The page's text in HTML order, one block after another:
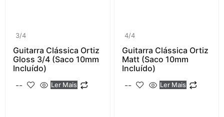
3/4
Guitarra Clássica Ortiz
Gloss 3/4 (saco 10mm
Incluído)
--
Ler Mais
4/4
Guitarra Clássica Ortiz
Matt (saco 10mm
Incluído)
--
Ler Mais